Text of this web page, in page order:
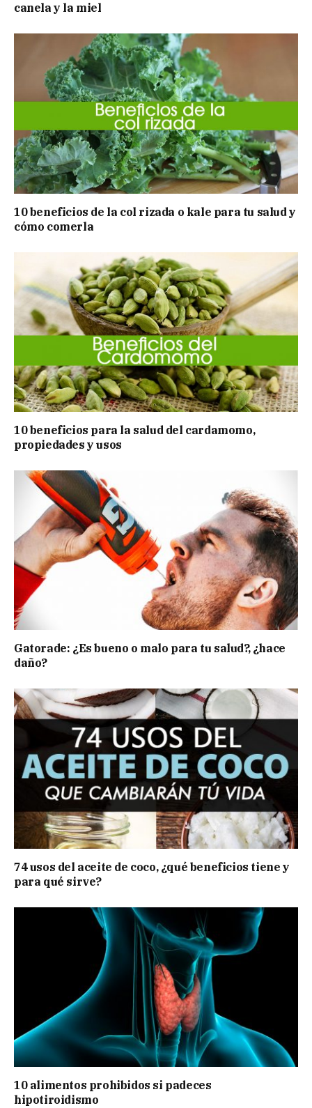
canela y la miel
10 beneficios de la col rizada o kale para tu salud y
cómo comerla
10 beneficios para la salud del cardamomo,
propiedades y usos
Gatorade: ¿Es bueno o malo para tu salud?, ¿hace
daño?
74 usos del aceite de coco, ¿qué beneficios tiene y
para qué sirve?
10 alimentos prohibidos si padeces
hipotiroidismo